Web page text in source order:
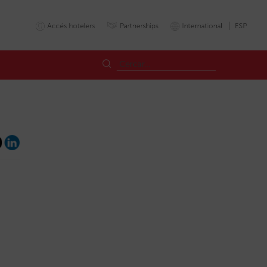
Accés hotelers Partnerships International ESP